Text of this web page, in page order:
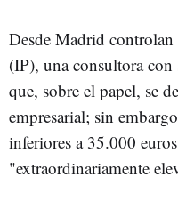
Desde Madrid controlan
(IP), una consultora con
que, sobre el papel, se
empresarial; sin
inferiores a 35.000
"extraordinariamente